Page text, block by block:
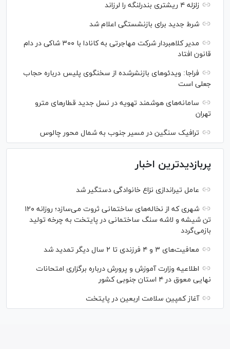
زلزله ۴ ریشتری بندرلنگه را لرزاند
شرط جدید برای بازنشستگی اعلام شد
مدیر کلاهبردار شرکت مهاجرتی به کانادا با ۳۰۰ شاکی در دام
قانون افتاد
فراجا: ویدئو‌های بازنشرشده از سخنگوی پلیس درباره حجاب
جعلی است
سامانه‌های هوشمند تهویه در نسل جدید قطار‌های مترو
تهران
ترافیک سنگین در مسیر جنوب به شمال محور چالوس
پربازدیدترین اخبار
عامل تیراندازی نزاع خانوادگی دستگیر شد
شهری که از نخاله‌های ساختمانی ثروت می‌سازد؛ روزانه ۱۲۰
تن شیشه و لاشه سنگ ساختمانی در پایتخت به چرخه تولید
بازمی‌گردد
معافیت‌های ۳ و ۴ فرزندی تا ۲ سال دیگر تمدید شد
اطلاعیه وزارت آموزش و پرورش درباره برگزاری امتحانات
نهایی معوق در ۴ استان جنوبی کشور
آغاز کمپین سلامت اربعین در پایتخت